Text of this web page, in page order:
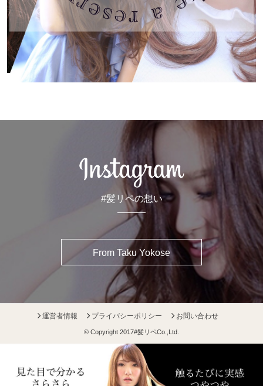
#髪リペの想い
From Taku Yokose
運営者情報 プライバシーポリシー お問い合わせ
© Copyright 2017#髪リペCo.,Ltd.